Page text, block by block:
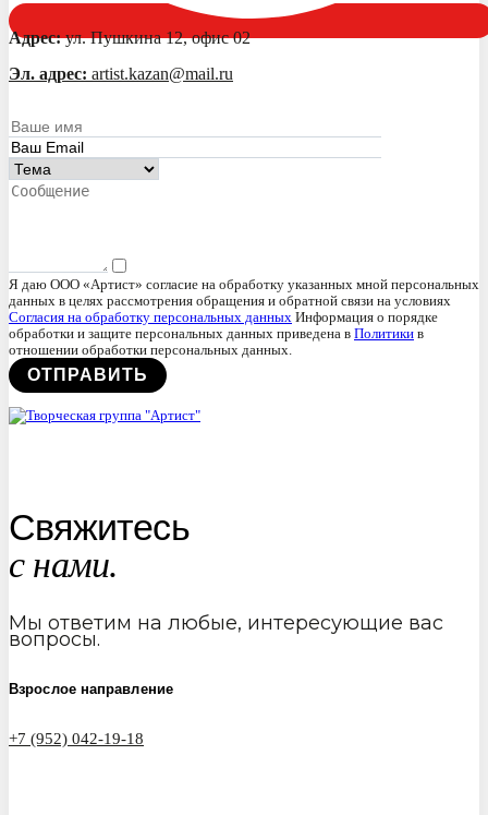
Адрес:ул. Пушкина 12, офис 02
Эл. адрес: artist.kazan@mail.ru
Я даю ООО «Артист» согласие на обработку указанных мной персональных
данных в целях рассмотрения обращения и обратной связи на условиях
Согласия на обработку персональных данных Информация о порядке
обработки и защите персональных данных приведена в Политики в
отношении обработки персональных данных.
Свяжитесь
с нами.
Мы ответим на любые, интересующие вас
вопросы.
Взрослое направление
+7 (952) 042-19-18